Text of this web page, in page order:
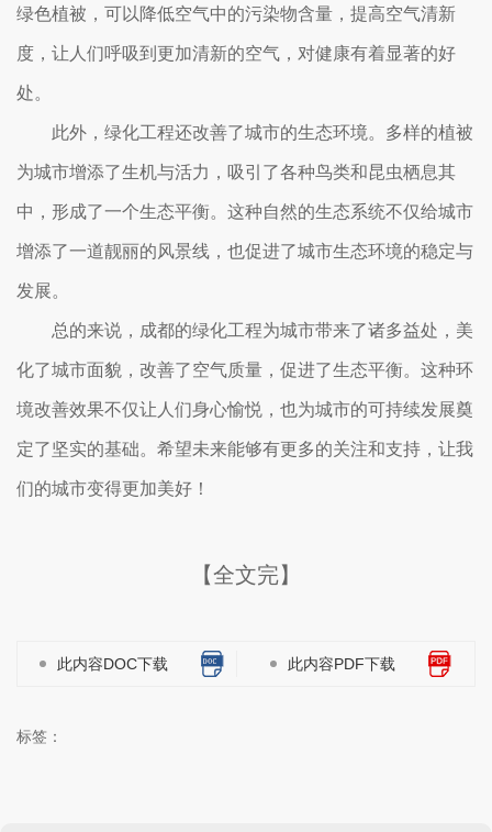
绿色植被，可以降低空气中的污染物含量，提高空气清新
度，让人们呼吸到更加清新的空气，对健康有着显著的好
处。
此外，绿化工程还改善了城市的生态环境。多样的植被
为城市增添了生机与活力，吸引了各种鸟类和昆虫栖息其
中，形成了一个生态平衡。这种自然的生态系统不仅给城市
增添了一道靓丽的风景线，也促进了城市生态环境的稳定与
发展。
总的来说，成都的绿化工程为城市带来了诸多益处，美
化了城市面貌，改善了空气质量，促进了生态平衡。这种环
境改善效果不仅让人们身心愉悦，也为城市的可持续发展奠
定了坚实的基础。希望未来能够有更多的关注和支持，让我
们的城市变得更加美好！
【全文完】
此内容DOC下载 此内容PDF下载
标签：